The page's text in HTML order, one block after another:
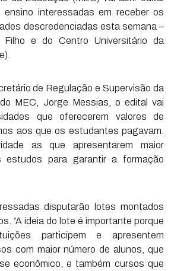
interessadas em receber os
descredenciadas esta semana –
Filho e do Centro Universitário da
de Regulação e Supervisão da
MEC, Jorge Messias, o edital vai
que oferecerem valores de
aos que os estudantes pagavam.
as que apresentarem maior
estudos para garantir a formação
disputarão lotes montados
“A ideia do lote é importante porque
participem e apresentem
com maior número de alunos, que
econômico, e também cursos que